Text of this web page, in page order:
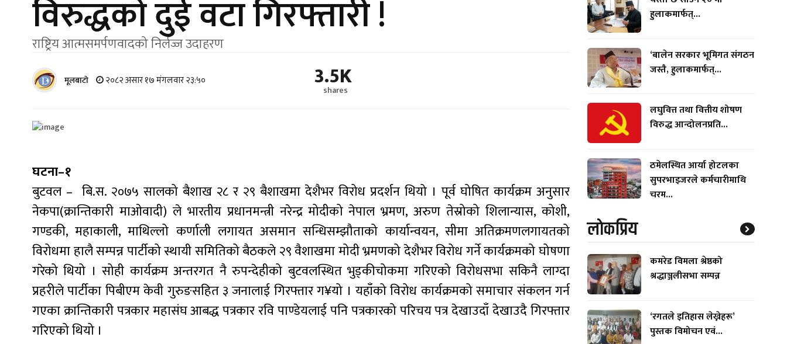
विरुद्धको दुई वटा गिरफ्तारी !
राष्ट्रिय आत्मसमर्पणवादको निर्लज्ज उदाहरण
मूलबाटाे २०८२ असार १७ मंगलवार २३:५० 3.5K
shares
घटना–१
बुटवल – बि.स. २०७५ सालको बैशाख २८ र २९ बैशाखमा देशैभर विरोध प्रदर्शन थियो । पूर्व घोषित कार्यक्रम अनुसार
नेकपा(क्रान्तिकारी माओवादी) ले भारतीय प्रधानमन्त्री नरेन्द्र मोदीको नेपाल भ्रमण, अरुण तेस्रोको शिलान्यास, कोशी,
गण्डकी, महाकाली, माथिल्लो कर्णाली लगायत असमान सन्धिसम्झौताको कार्यान्वयन, सीमा अतिक्रमणलगायतको
विरोधमा हालै सम्पन्न पार्टीको स्थायी समितिको बैठकले २९ वैशाखमा मोदी भ्रमणको देशैभर विरोध गर्ने कार्यक्रमको घोषणा
गरेको थियो । सोही कार्यक्रम अन्तरगत नै रुपन्देहीको बुटवलस्थित भुड्कीचोकमा गरिएको विरोधसभा सकिनै लाग्दा
प्रहरीले पार्टीका पिबीएम केवी गुरुङसहित ३ जनालाई गिरफ्तार ग¥यो । यहाँको विरोध कार्यक्रमको समाचार संकलन गर्न
गएका क्रान्तिकारी पत्रकार महासंघ आबद्ध पत्रकार रवि पाण्डेयलाई पनि पत्रकारको परिचय पत्र देखाउदाँ देखाउदै गिरफ्तार
गरिएको थियो ।
हुलाकमार्फत्...
‘बालेन सरकार भूमिगत संगठन
जस्तै, हुलाकमार्फत्...
लघुवित्त तथा वित्तीय शोषण
विरुद्ध आन्दोलनप्रति...
ठमेलस्थित आर्या होटलका
सुपरभाइजरले कर्मचारीमाथि
चरम...
लाेकप्रिय
कमरेड विमला श्रेष्ठको
श्रद्धाञ्जलीसभा सम्पन्न
‘रगतले इतिहास लेख्नेहरू’
पुस्तक विमोचन एवं...